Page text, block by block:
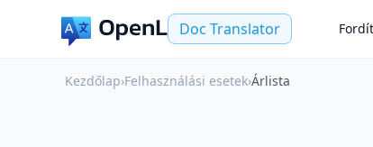
Doc Translator
Kezdőlap›Felhasználási esetek›Árlista